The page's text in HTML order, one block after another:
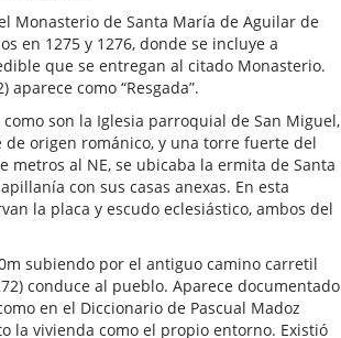
Monasterio de Santa María de Aguilar de
en 1275 y 1276, donde se incluye a
que se entregan al citado Monasterio.
como “Resgada”.
son la Iglesia parroquial de San Miguel,
origen románico, y una torre fuerte del
metros al NE, se ubicaba la ermita de Santa
con sus casas anexas. En esta
la placa y escudo eclesiástico, ambos del
subiendo por el antiguo camino carretil
conduce al pueblo. Aparece documentado
en el Diccionario de Pascual Madoz
la vivienda como el propio entorno. Existió